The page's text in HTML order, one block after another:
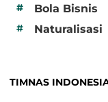
# Bola Bisnis
# Naturalisasi
TIMNAS